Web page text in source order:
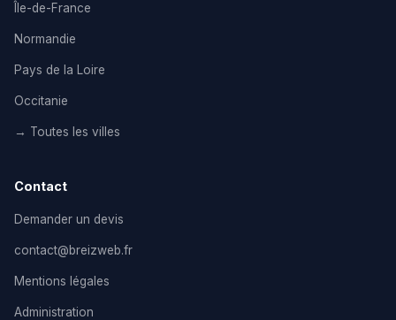
Île-de-France
Normandie
Pays de la Loire
Occitanie
→ Toutes les villes
Contact
Demander un devis
contact@breizweb.fr
Mentions légales
Administration